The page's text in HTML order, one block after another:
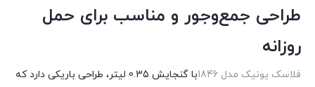
طراحی جمع‌وجور و مناسب برای حمل
روزانه
فلاسک یونیک مدل 1846با گنجایش 0.35 لیتر، طراحی باریکی داردکه